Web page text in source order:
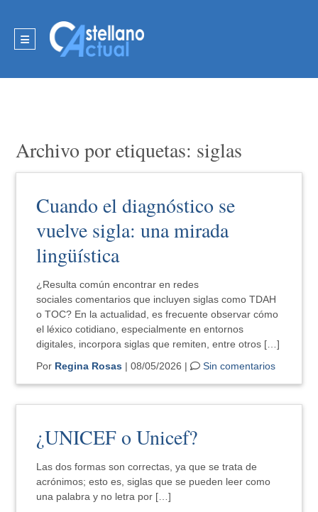
Archivo por etiquetas: siglas
Cuando el diagnóstico se
vuelve sigla: una mirada
lingüística
¿Resulta común encontrar en redes
sociales comentarios que incluyen siglas como TDAH
o TOC? En la actualidad, es frecuente observar cómo
el léxico cotidiano, especialmente en entornos
digitales, incorpora siglas que remiten, entre otros […]
Por Regina Rosas | 08/05/2026 | Sin comentarios
¿UNICEF o Unicef?
Las dos formas son correctas, ya que se trata de
acrónimos; esto es, siglas que se pueden leer como
una palabra y no letra por […]